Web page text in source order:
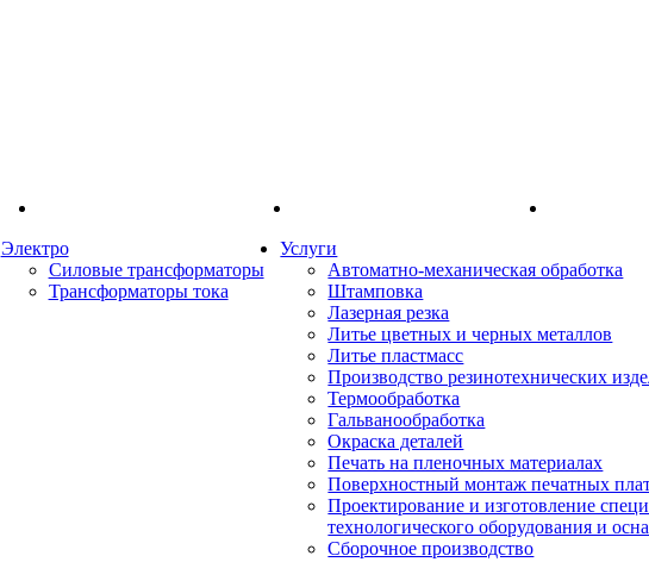
Электро
Силовые трансформаторы
Трансформаторы тока
Услуги
Автоматно-механическая обработка
Штамповка
Лазерная резка
Литье цветных и черных металлов
Литье пластмасс
Производство резинотехнических
Термообработка
Гальванообработка
Окраска деталей
Печать на пленочных материалах
Поверхностный монтаж печатных
Проектирование и изготовление
технологического оборудования и
Сборочное производство